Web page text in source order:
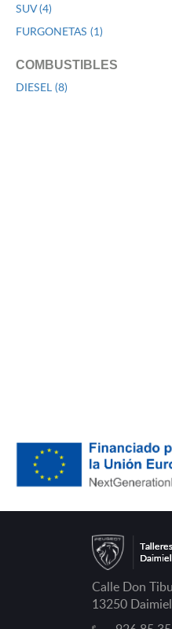
SUV (4)
FURGONETAS (1)
COMBUSTIBLES
DIESEL (8)
Calle Don
13250